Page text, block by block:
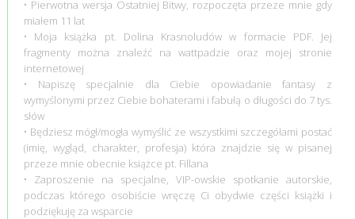
• Pierwotna wersja Ostatniej Bitwy, rozpoczęta przeze mnie gdy
miałem 11 lat
• Moja książka pt. Dolina Krasnoludów w formacie PDF. Jej
fragmenty można znaleźć na wattpadzie oraz mojej stronie
internetowej
• Napiszę specjalnie dla Ciebie opowiadanie fantasy z
wymyślonymi przez Ciebie bohaterami i fabułą o długości do 7 tys.
słów
• Będziesz mógł/mogła wymyślić ze wszystkimi szczegółami postać
(imię, wygląd, charakter, profesja) która znajdzie się w pisanej
przeze mnie obecnie książce pt. Fillana
• Zaproszenie na specjalne, VIP-owskie spotkanie autorskie,
podczas którego osobiście wręczę Ci obydwie części książki i
podziękuję za wsparcie